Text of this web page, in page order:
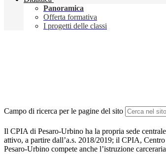
Panoramica
Offerta formativa
I progetti delle classi
Campo di ricerca per le pagine del sito
Il CPIA di Pesaro-Urbino ha la propria sede
attivo, a partire dall’a.s. 2018/2019; il CPIA,
Pesaro-Urbino compete anche l’istruzione